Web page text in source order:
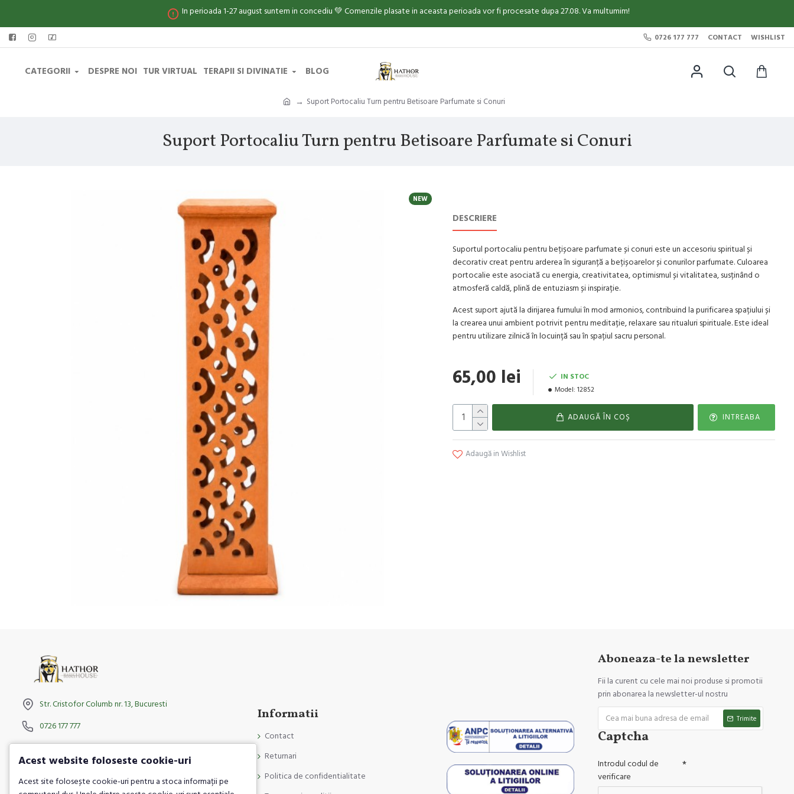
In perioada 1-27 august suntem in concediu 💚 Comenzile plasate in aceasta perioada vor fi procesate dupa 27.08. Va multumim!
0726 177 777 CONTACT WISHLIST
CATEGORII DESPRE NOI TUR VIRTUAL TERAPII SI DIVINATIE BLOG
Suport Portocaliu Turn pentru Betisoare Parfumate si Conuri
Suport Portocaliu Turn pentru Betisoare Parfumate si Conuri
NEW
DESCRIERE
Suportul portocaliu pentru bețișoare parfumate și conuri este un accesoriu spiritual și
decorativ creat pentru arderea în siguranță a bețișoarelor și conurilor parfumate. Culoarea
portocalie este asociată cu energia, creativitatea, optimismul și vitalitatea, susținând o
atmosferă caldă, plină de entuziasm și inspirație.
Acest suport ajută la dirijarea fumului în mod armonios, contribuind la purificarea spațiului și
la crearea unui ambient potrivit pentru meditație, relaxare sau ritualuri spirituale. Este ideal
pentru utilizare zilnică în locuință sau în spațiul sacru personal.
65,00 lei
IN STOC
Model: 12852
ADAUGĂ ÎN COŞ INTREABA
Adaugă in Wishlist
Str. Cristofor Columb nr. 13, Bucuresti
0726 177 777
TikTok
Informatii
Contact
Returnari
Politica de confidentialitate
Aboneaza-te la newsletter
Fii la curent cu cele mai noi produse si promotii
prin abonarea la newsletter-ul nostru
Trimite
Captcha
Introdul codul de
verificare
Acest website foloseste cookie-uri
Acest site folosește cookie-uri pentru a stoca informații pe